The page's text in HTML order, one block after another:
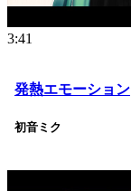
3:41
発熱エモーション
初音ミク